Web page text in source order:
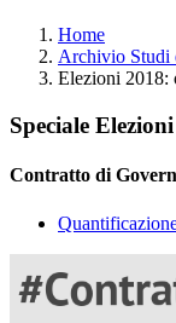
Home
Archivio Studi
Elezioni 2018:
Speciale
Contratto di